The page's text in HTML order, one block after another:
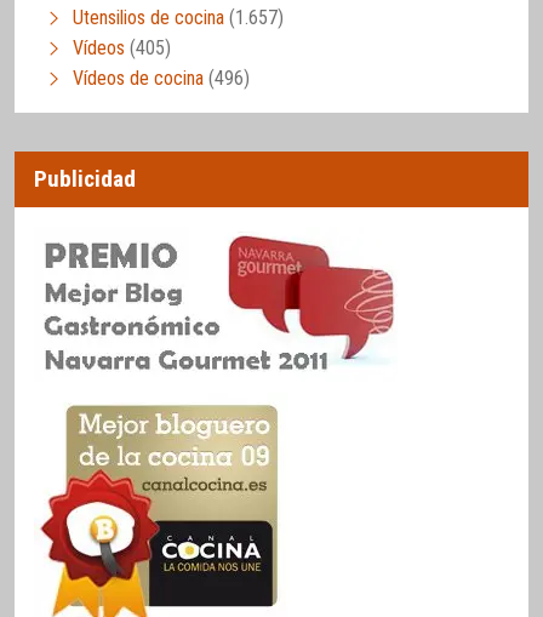
Utensilios de cocina (1.657)
Vídeos (405)
Vídeos de cocina (496)
Publicidad